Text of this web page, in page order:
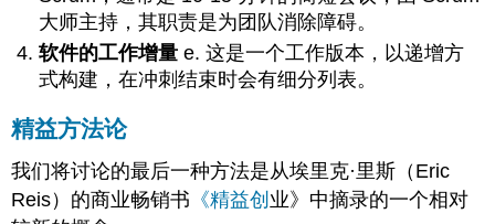
大师主持，其职责是为团队消除障碍。
软件的工作增量 e. 这是一个工作版本，以递增方
式构建，在冲刺结束时会有细分列表。
精益方法论
我们将讨论的最后一种方法是从埃里克·里斯（Eric
Reis）的商业畅销书 《精益创 业》中摘录的一个相对